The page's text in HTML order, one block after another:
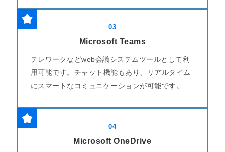
03
Microsoft Teams
テレワークなどweb会議システムツールとして利
用可能です。チャット機能もあり、リアルタイム
にスマートなコミュニケーションが可能です。
04
Microsoft OneDrive